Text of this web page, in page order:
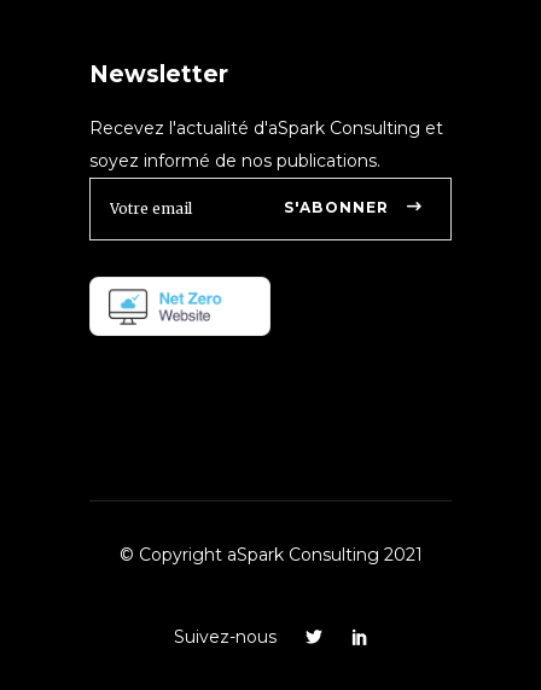
Newsletter
Recevez l'actualité d'aSpark Consulting et
soyez informé de nos publications.
S'ABONNER
© Copyright aSpark Consulting 2021
Suivez-nous